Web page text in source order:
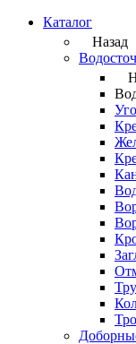
Каталог
Назад